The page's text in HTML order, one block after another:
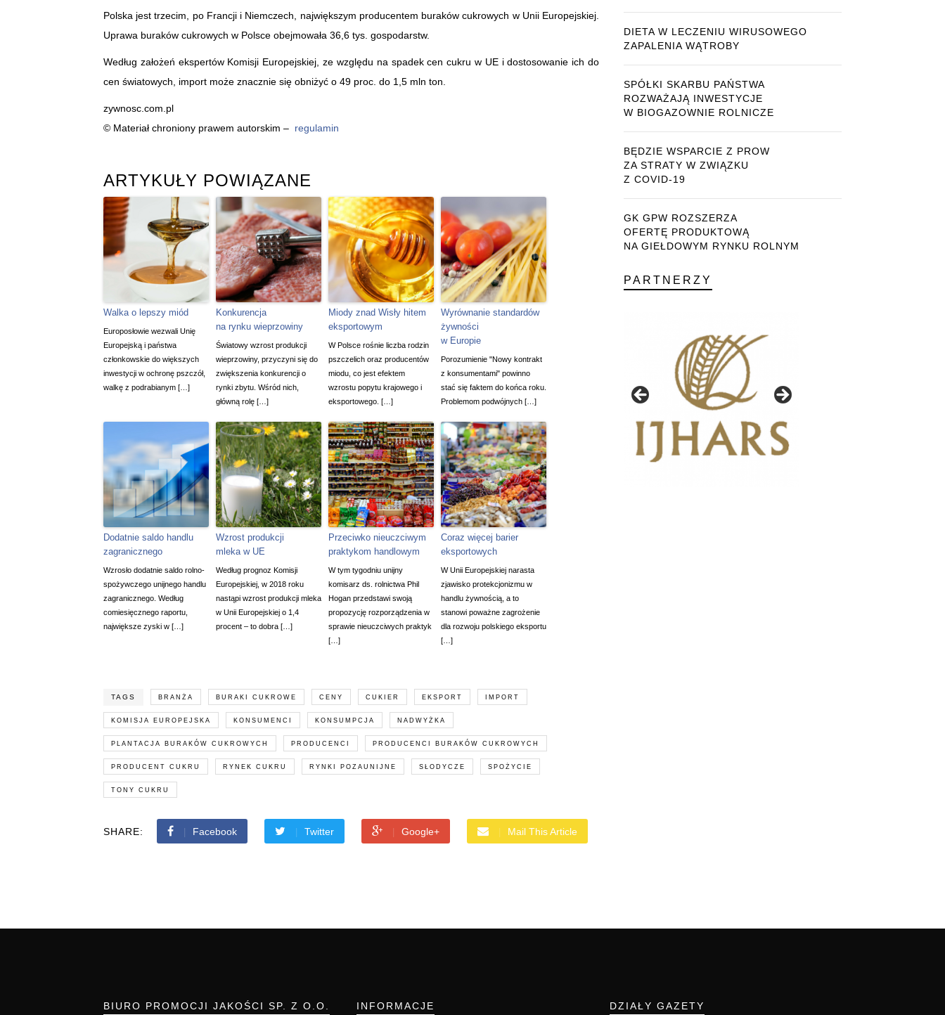
Polska jest trzecim, po Francji i Niemczech, największym producentem buraków cukrowych w Unii Europejskiej.
Uprawa buraków cukrowych w Polsce obejmowała 36,6 tys. gospodarstw.
Według założeń ekspertów Komisji Europejskiej, ze względu na spadek cen cukru w UE i dostosowanie ich do
cen światowych, import może znacznie się obniżyć o 49 proc. do 1,5 mln ton.
zywnosc.com.pl
© Materiał chroniony prawem autorskim – regulamin
ARTYKUŁY POWIĄZANE
Walka o lepszy miód
Europosłowie wezwali Unię
Europejską i państwa
członkowskie do większych
inwestycji w ochronę pszczół,
walkę z podrabianym […]
Konkurencja
na rynku wieprzowiny
Światowy wzrost produkcji
wieprzowiny, przyczyni się do
zwiększenia konkurencji o
rynki zbytu. Wśród nich,
główną rolę […]
Miody znad Wisły hitem
eksportowym
W Polsce rośnie liczba rodzin
pszczelich oraz producentów
miodu, co jest efektem
wzrostu popytu krajowego i
eksportowego. […]
Wyrównanie standardów
żywności
w Europie
Porozumienie "Nowy kontrakt
z konsumentami" powinno
stać się faktem do końca roku.
Problemom podwójnych […]
Dodatnie saldo handlu
zagranicznego
Wzrosło dodatnie saldo rolno-
spożywczego unijnego handlu
zagranicznego. Według
comiesięcznego raportu,
największe zyski w […]
Wzrost produkcji
mleka w UE
Według prognoz Komisji
Europejskiej, w 2018 roku
nastąpi wzrost produkcji mleka
w Unii Europejskiej o 1,4
procent – to dobra […]
Przeciwko nieuczciwym
praktykom handlowym
W tym tygodniu unijny
komisarz ds. rolnictwa Phil
Hogan przedstawi swoją
propozycję rozporządzenia w
sprawie nieuczciwych praktyk
[…]
Coraz więcej barier
eksportowych
W Unii Europejskiej narasta
zjawisko protekcjonizmu w
handlu żywnością, a to
stanowi poważne zagrożenie
dla rozwoju polskiego eksportu
[…]
TAGS BRANŻA BURAKI CUKROWE CENY CUKIER EKSPORT IMPORT
KOMISJA EUROPEJSKA KONSUMENCI KONSUMPCJA NADWYŻKA
PLANTACJA BURAKÓW CUKROWYCH PRODUCENCI PRODUCENCI BURAKÓW CUKROWYCH
PRODUCENT CUKRU RYNEK CUKRU RYNKI POZAUNIJNE SŁODYCZE SPOŻYCIE
TONY CUKRU
SHARE: Facebook Twitter Google+ Mail This Article
DIETA W LECZENIU WIRUSOWEGO
ZAPALENIA WĄTROBY
SPÓŁKI SKARBU PAŃSTWA
ROZWAŻAJĄ INWESTYCJE
W BIOGAZOWNIE ROLNICZE
BĘDZIE WSPARCIE Z PROW
ZA STRATY W ZWIĄZKU
Z COVID-19
GK GPW ROZSZERZA
OFERTĘ PRODUKTOWĄ
NA GIEŁDOWYM RYNKU ROLNYM
PARTNERZY
BIURO PROMOCJI JAKOŚCI SP. Z O.O. INFORMACJE DZIAŁY GAZETY